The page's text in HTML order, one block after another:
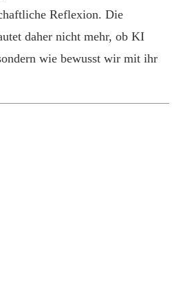
Reflexion. Die
daher nicht mehr, ob KI
wie bewusst wir mit ihr